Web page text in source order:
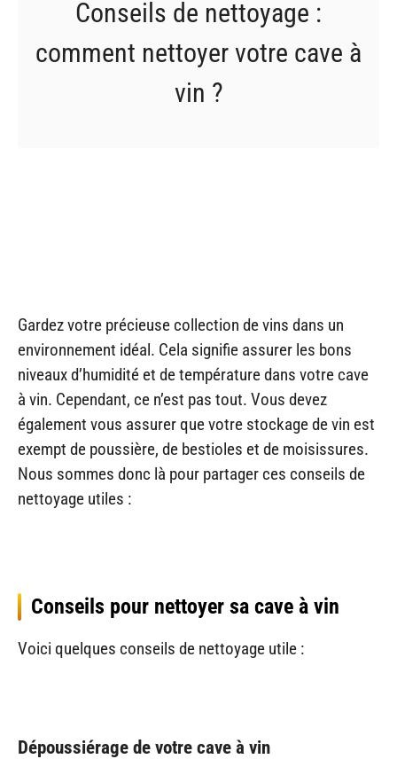
Conseils de nettoyage :
comment nettoyer votre cave à
vin ?
Gardez votre précieuse collection de vins dans un
environnement idéal. Cela signifie assurer les bons
niveaux d’humidité et de température dans votre cave
à vin. Cependant, ce n’est pas tout. Vous devez
également vous assurer que votre stockage de vin est
exempt de poussière, de bestioles et de moisissures.
Nous sommes donc là pour partager ces conseils de
nettoyage utiles :
Conseils pour nettoyer sa cave à vin
Voici quelques conseils de nettoyage utile :
Dépoussiérage de votre cave à vin